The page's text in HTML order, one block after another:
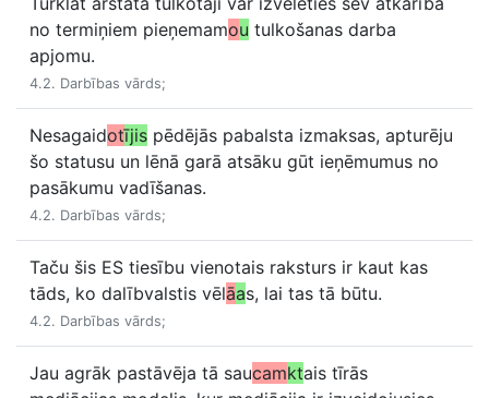
no termiņiem pieņemamou tulkošanas darba
apjomu.
4.2. Darbības vārds;
Nesagaidotījis pēdējās pabalsta izmaksas, apturēju
šo statusu un lēnā garā atsāku gūt ieņēmumus no
pasākumu vadīšanas.
4.2. Darbības vārds;
Taču šis ES tiesību vienotais raksturs ir kaut kas
tāds, ko dalībvalstis vēlāas, lai tas tā būtu.
4.2. Darbības vārds;
Jau agrāk pastāvēja tā saucamktais tīrās